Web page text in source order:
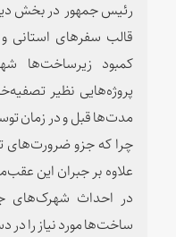
رئیس جمهور در بخش
قالب سفرهای استانی و
کمبود زیرساخت‌ها
پروژه‌هایی نظیر
مدت‌ها قبل و در زمان
چرا که جزو
علاوه بر جبران این
در احداث شهرک‌های
ساخت‌ها مورد نیاز را در